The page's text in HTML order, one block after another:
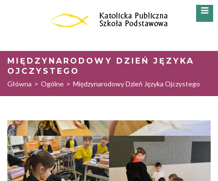
MIĘDZYNARODOWY DZIEŃ JĘZYKA
OJCZYSTEGO
Główna > Ogólne > Międzynarodowy Dzień Języka Ojczystego